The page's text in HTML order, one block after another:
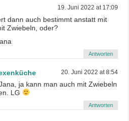
19. Juni 2022 at 17:09
dann auch bestimmt anstatt mit
Zwiebeln, oder?
Antworten
20. Juni 2022 at 8:54
ja kann man auch mit Zwiebeln
LG
Antworten